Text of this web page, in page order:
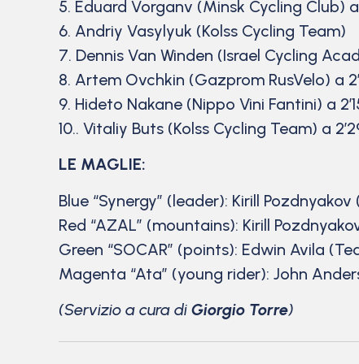
5. Eduard Vorganv (Minsk Cycling Club) a
6. Andriy Vasylyuk (Kolss Cycling Team)
7. Dennis Van Winden (Israel Cycling
8. Artem Ovchkin (Gazprom RusVelo) a
9. Hideto Nakane (Nippo Vini Fantini) a
10.. Vitaliy Buts (Kolss Cycling Team) a
LE MAGLIE:
Blue “Synergy” (leader): Kirill
Red “AZAL” (mountains): Kirill
Green “SOCAR” (points): Edwin Avila
Magenta “Ata” (young rider): John
(Servizio a cura di Giorgio Torre)